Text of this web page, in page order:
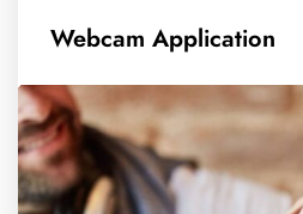
Webcam Application